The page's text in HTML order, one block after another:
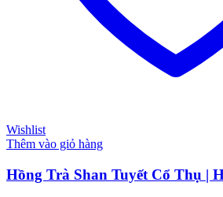
Wishlist
Thêm vào giỏ hàng
Hồng Trà Shan Tuyết Cổ Thụ |